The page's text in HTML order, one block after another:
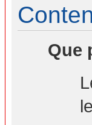
Que